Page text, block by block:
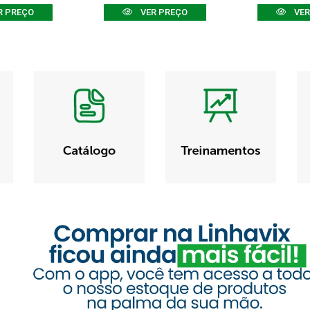
PREÇO VER PREÇO